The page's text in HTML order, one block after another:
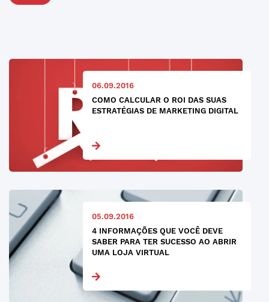
06.09.2016
COMO CALCULAR O ROI DAS SUAS
ESTRATÉGIAS DE MARKETING DIGITAL
05.09.2016
4 INFORMAÇÕES QUE VOCÊ DEVE
SABER PARA TER SUCESSO AO ABRIR
UMA LOJA VIRTUAL